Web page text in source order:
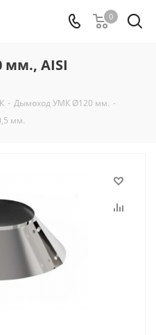
0
мм., AISI
- Дымоход УМК Ø120 мм. -
мм.